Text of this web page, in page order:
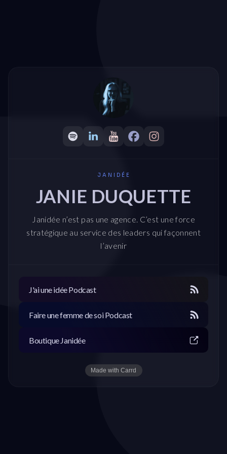
JANIDÉE
JANIE DUQUETTE
Janidée n’est pas une agence. C’est une force
stratégique au service des leaders qui façonnent
l’avenir
J'ai une idée Podcast
Faire une femme de soi Podcast
Boutique Janidée
Made with Carrd